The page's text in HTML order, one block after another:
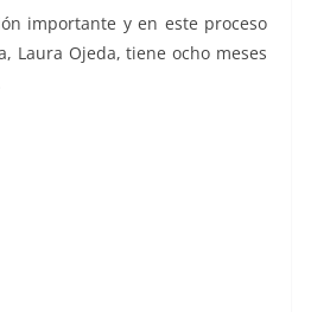
importante y en este proceso
Laura Ojeda, tiene ocho meses